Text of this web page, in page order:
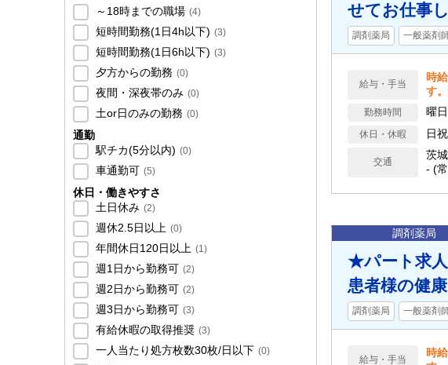
～18時までの職場 (4)
短時間勤務(1日4h以下) (3)
短時間勤務(1日6h以下) (3)
夕方からの勤務 (0)
夜間・深夜帯のみ (0)
土or日のみの勤務 (0)
通勤
駅チカ(5分以内) (0)
車通勤可 (5)
休日・働きやすさ
土日休み (2)
週休2.5日以上 (0)
年間休日120日以上 (1)
週1日から勤務可 (2)
週2日から勤務可 (2)
週3日から勤務可 (3)
有給休暇の取得推奨 (3)
一人当たり処方枚数30枚/日以下 (0)
せてお仕事
調剤薬局 一般薬剤
給与・手当
時
す
勤務時間 曜
休日・休暇 日祝
交通
茨
- (
調剤薬局
★パート求人
患者様の健
調剤薬局 一般薬剤
給与・手当
時